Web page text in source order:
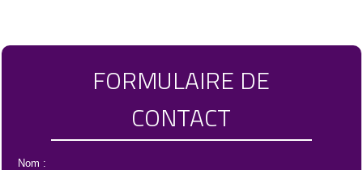
FORMULAIRE DE
CONTACT
Nom :